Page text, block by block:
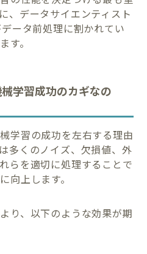
、データサイエンティスト
ータ前処理に割かれてい
す。
学習成功のカギなの
学習の成功を左右する理由
多くのノイズ、欠損値、外
らを適切に処理することで
向上します。
り、以下のような効果が期